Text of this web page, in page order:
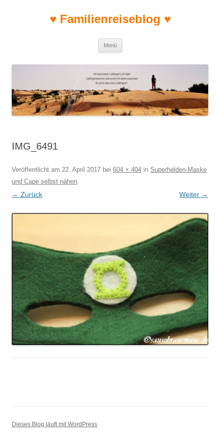
♥ Familienreiseblog ♥
Menü
IMG_6491
Veröffentlicht am 22. April 2017 bei 604 × 404 in Superhelden-Maske
und Cape selbst nähen.
← Zurück Weiter →
Dieses Blog läuft mit WordPress